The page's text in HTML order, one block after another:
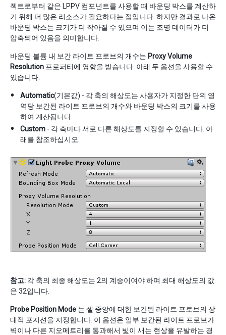
젝트로부터 같은 LPPV 컴포넌트를 사용할 때 바운딩 박스를 계산하
기 위해 더 많은 리소스가 필요하다는 점입니다. 하지만 결과로 나온
바운딩 박스는 크기가 더 작아질 수 있으며 이는 조명 데이터가 더
압축되어 있음을 의미합니다.
바운딩 볼륨 내 보간 라이트 프로브의 개수는 Proxy Volume
Resolution 프로퍼티에 영향을 받습니다. 아래 두 옵션을 사용할 수
있습니다.
Automatic(기본값) - 각 축의 해상도는 사용자가 지정한 단위 영
역당 보간된 라이트 프로브의 개수와 바운딩 박스의 크기를 사용
하여 계산됩니다.
Custom - 각 축마다 서로 다른 해상도를 지정할 수 있습니다. 아
래를 참조하십시오.
참고: 각 축의 최종 해상도는 2의 계승이여야 하며 최대 해상도의 값
은 32입니다.
Probe Position Mode 는 셀 중앙에 대한 보간된 라이트 프로브의 상
대적 포지션을 지정합니다. 이 옵션은 일부 보간된 라이트 프로브가
벽이나 다른 지오메트리를 통과해서 빛이 새는 현상을 유발하는 경